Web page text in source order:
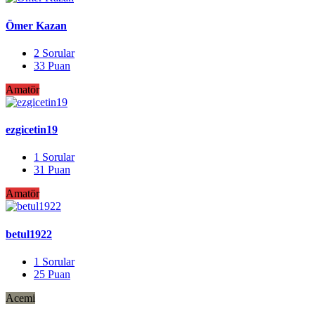
Ömer Kazan
2 Sorular
33 Puan
Amatör
ezgicetin19
1 Sorular
31 Puan
Amatör
betul1922
1 Sorular
25 Puan
Acemi